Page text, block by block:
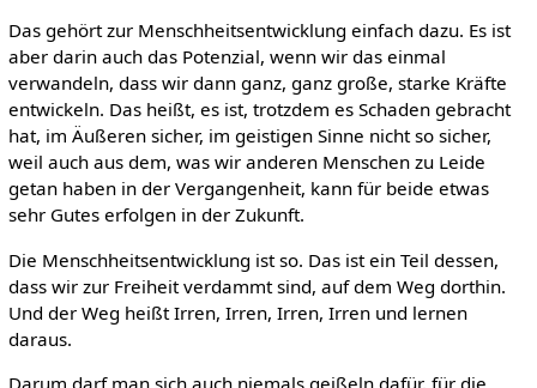
Das gehört zur Menschheitsentwicklung einfach dazu. Es ist
aber darin auch das Potenzial, wenn wir das einmal
verwandeln, dass wir dann ganz, ganz große, starke Kräfte
entwickeln. Das heißt, es ist, trotzdem es Schaden gebracht
hat, im Äußeren sicher, im geistigen Sinne nicht so sicher,
weil auch aus dem, was wir anderen Menschen zu Leide
getan haben in der Vergangenheit, kann für beide etwas
sehr Gutes erfolgen in der Zukunft.
Die Menschheitsentwicklung ist so. Das ist ein Teil dessen,
dass wir zur Freiheit verdammt sind, auf dem Weg dorthin.
Und der Weg heißt Irren, Irren, Irren, Irren und lernen
daraus.
Darum darf man sich auch niemals geißeln dafür, für die